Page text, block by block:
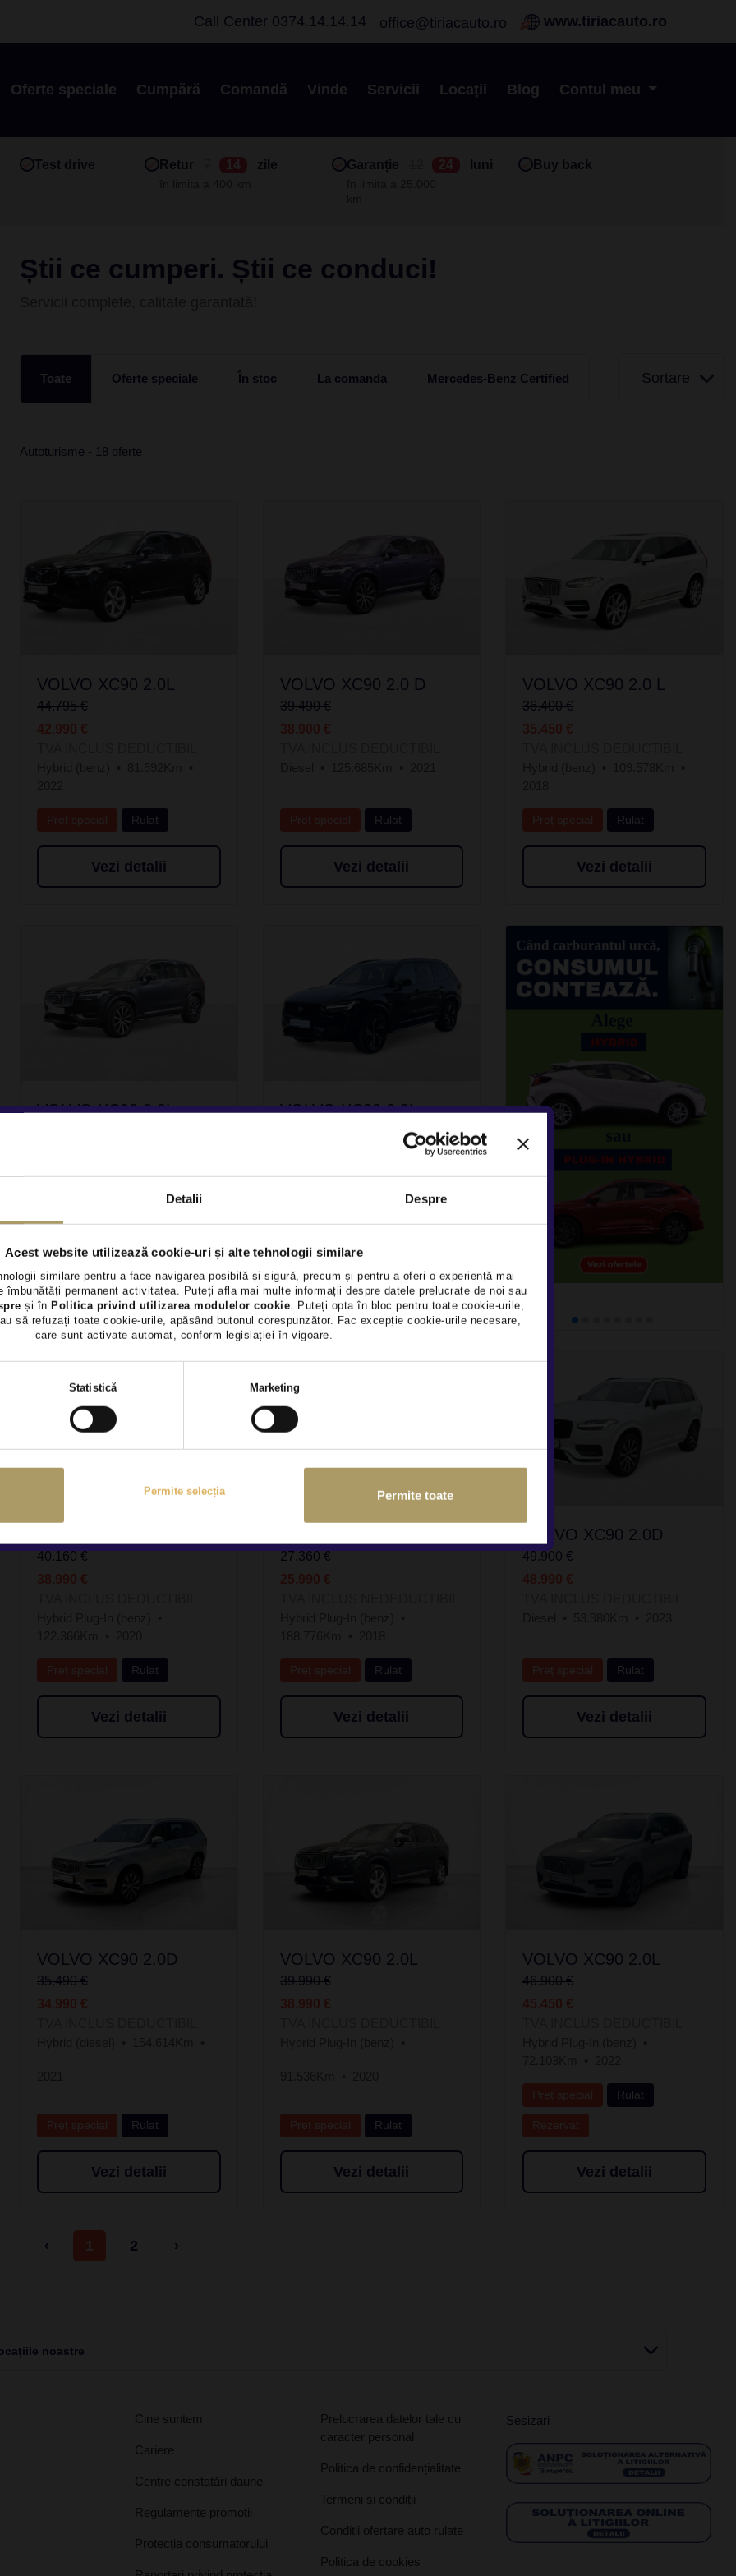
Detalii Despre
Acest website utilizează cookie-uri și alte tehnologii similare
similare pentru a face navigarea posibilă și sigură, precum și pentru a oferi o experiență mai
îmbunătăți permanent activitatea. Puteți afla mai multe informații despre datele prelucrate de noi sau
și în Politica privind utilizarea modulelor cookie. Puteți opta în bloc pentru toate cookie-urile,
să refuzați toate cookie-urile, apăsând butonul corespunzător. Fac excepție cookie-urile necesare,
care sunt activate automat, conform legislației în vigoare.
consimțământului
Statistică Marketing
Permite selecția Permite toate
Call Center 0374.14.14.14 office@tiriacauto.ro www.tiriacauto.ro
Oferte speciale Cumpără Comandă Vinde Servicii Locații Blog Contul meu
Test drive Retur 14 zile Garanție 24 luni Buy back
Știi ce cumperi. Știi ce conduci!
Toate Oferte speciale În stoc La comanda Mercedes-Benz Certified Sortare
Autoturisme - 18 oferte
VOLVO XC90 2.0L
44.795 €
42.990 €
Preț special Rulat
Vezi detalii
VOLVO XC90 2.0 D
39.490 €
38.900 €
Preț special Rulat
Vezi detalii
VOLVO XC90 2.0 L
36.400 €
35.450 €
Preț special Rulat
Vezi detalii
VOLVO XC90 2.0L
TVA INCLUS DEDUCTIBIL
Preț special Rulat
Vezi detalii
VOLVO XC90 2.0L
TVA INCLUS DEDUCTIBIL
Preț special
Vezi detalii
40.160 €
38.990 €
Preț special Rulat
Vezi detalii
27.360 €
25.990 €
Preț special Rulat
Vezi detalii
VOLVO XC90 2.0D
49.900 €
48.990 €
Preț special Rulat
Vezi detalii
VOLVO XC90 2.0D
35.490 €
34.990 €
Preț special Rulat
Vezi detalii
VOLVO XC90 2.0L
39.990 €
38.990 €
Preț special Rulat
Vezi detalii
VOLVO XC90 2.0L
46.900 €
45.450 €
Preț special Rulat
Rezervat
Vezi detalii
‹ 1 2 ›
noastre
Cine suntem
Cariere
Centre constatări daune
Regulamente promotii
Protecția consumatorului
Prelucrarea datelor tale cu
caracter personal
Politica de confidențialitate
Termeni și condiții
Conditii ofertare auto rulate
Politica de cookies
Sesizari
×